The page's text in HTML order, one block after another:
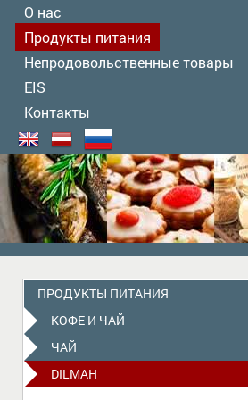
О нас
Продукты питания
Непродовольственные товары
EIS
Контакты
ПРОДУКТЫ ПИТАНИЯ
КОФЕ И ЧАЙ
ЧАЙ
DILMAH